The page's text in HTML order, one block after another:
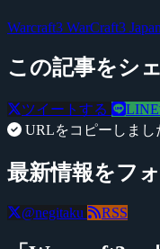
Warcraft3 WarCraft3
この記事をシ
ツイートする
URLをコピーしまし
最新情報をフ
@negitaku RSS